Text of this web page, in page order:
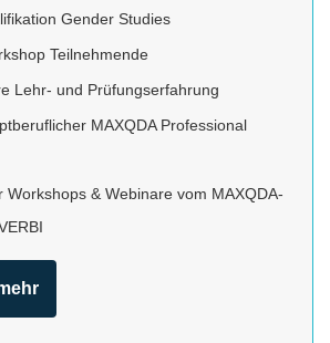
Gender Studies
Teilnehmende
Lehr- und Prüfungserfahrung
MAXQDA Professional
Workshops & Webinare vom MAXQDA-